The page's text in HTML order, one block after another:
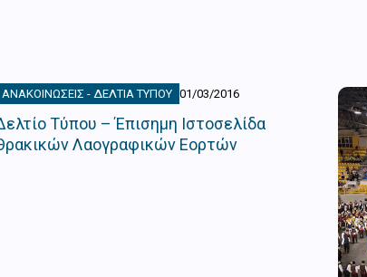
ΑΝΑΚΟΙΝΏΣΕΙΣ - ΔΕΛΤΊΑ ΤΎΠΟΥ 01/03/2016
Τύπου – Έπισημη Ιστοσελίδα
Λαογραφικών Εορτών